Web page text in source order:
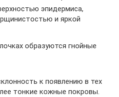
эпидермиса,
и яркой
образуются гнойные
к появлению в тех
тонкие кожные покровы.